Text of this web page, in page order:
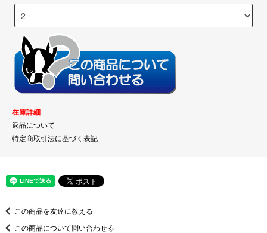
在庫詳細
返品について
特定商取引法に基づく表記
この商品を友達に教える
この商品について問い合わせる